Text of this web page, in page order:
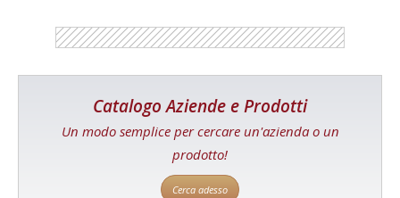
Catalogo Aziende e Prodotti
Un modo semplice per cercare un'azienda o un
prodotto!
Cerca adesso